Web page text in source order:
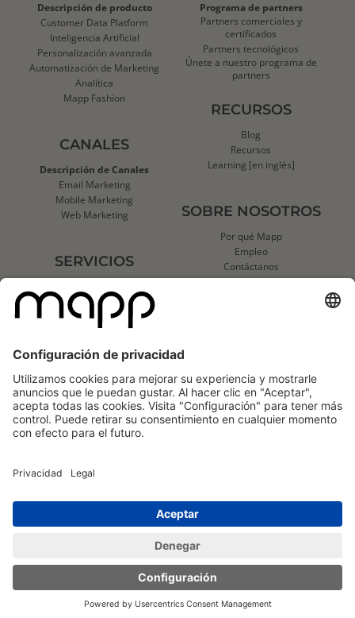
Descripción de producto
Customer Data Platform
Inteligencia Artificial
Personalización avanzada
Automatización de Marketing
Analítica
Mapp Fashion
CANALES
Descripción de Canales
Email Marketing
Mobile Marketing
Web Marketing
SERVICIOS
Servicios de Entregabilidad
Consultoría Estratégica de Datos
Servicios Técnicos para Clientes
CLIENTES
Listado de logos
Casos de éxito[en inglés]
Programa de partners
Partners comerciales y
certificados
Partners tecnológicos
Únete a nuestro programa de
partners
RECURSOS
Blog
Recursos
Learning [en inglés]
SOBRE NOSOTROS
Por qué Mapp
Empleo
Contáctanos
Soporte
Mapp
Reviews
Mapp
Reviews